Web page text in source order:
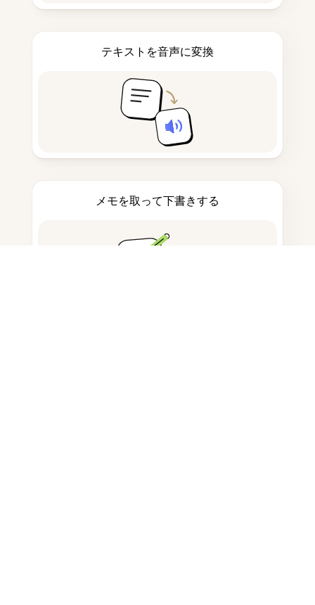
テキストを音声に変換
メモを取って下書きする